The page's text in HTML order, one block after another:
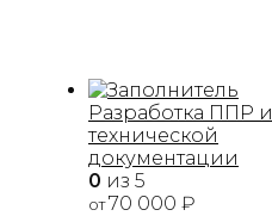
Разработка ППР и
технической
документации
0 из 5
от70 000 ₽